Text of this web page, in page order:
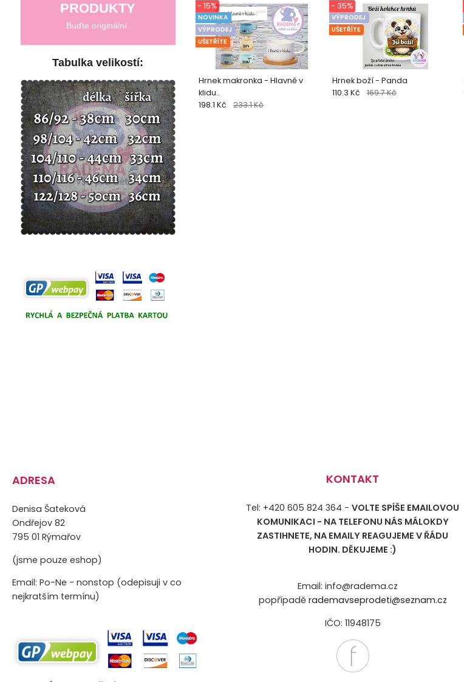
PRODUKTY
Buďte originální.
Tabulka velikostí:
Hrnek makronka - Hlavně v
klidu..
NOVINKA
VÝPRODEJ
UŠETŘÍTE
- 15%
198.1 Kč 233.1 Kč
Hrnek boží - Panda
VÝPRODEJ
UŠETŘÍTE
- 35%
110.3 Kč 169.7 Kč
ADRESA
Denisa Šateková
Ondřejov 82
795 01 Rýmařov
(jsme pouze eshop)
Email: Po-Ne - nonstop (odepisuji v co
nejkratším termínu)
KONTAKT
Tel: +420 605 824 364 -VOLTE SPÍŠE EMAILOVOU
KOMUNIKACI - NA TELEFONU NÁS MÁLOKDY
ZASTIHNETE, NA EMAILY REAGUJEME V ŘÁDU
HODIN. DĚKUJEME :)
Email: info@radema.cz
popřípadě rademavseprodeti@seznam.cz
IČO: 11948175